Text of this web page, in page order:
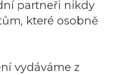
partneři nikdy
které osobně
vydáváme z